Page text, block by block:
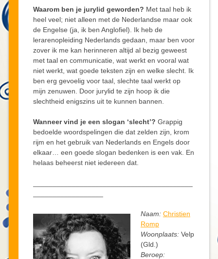
Waarom ben je jurylid geworden? Met taal heb ik
heel veel; niet alleen met de Nederlandse maar ook
de Engelse (ja, ik ben Anglofiel). Ik heb de
lerarenopleiding Nederlands gedaan, maar ben voor
zover ik me kan herinneren altijd al bezig geweest
met taal en communicatie, wat werkt en vooral wat
niet werkt, wat goede teksten zijn en welke slecht. Ik
ben erg gevoelig voor taal, slechte taal werkt op
mijn zenuwen. Door jurylid te zijn hoop ik die
slechtheid enigszins uit te kunnen bannen.
Wanneer vind je een slogan ‘slecht’? Grappig
bedoelde woordspelingen die dat zelden zijn, krom
rijm en het gebruik van Nederlands en Engels door
elkaar… een goede slogan bedenken is een vak. En
helaas beheerst niet iedereen dat.
Naam: Christien
Romp
Woonplaats: Velp
(Gld.)
Beroep: